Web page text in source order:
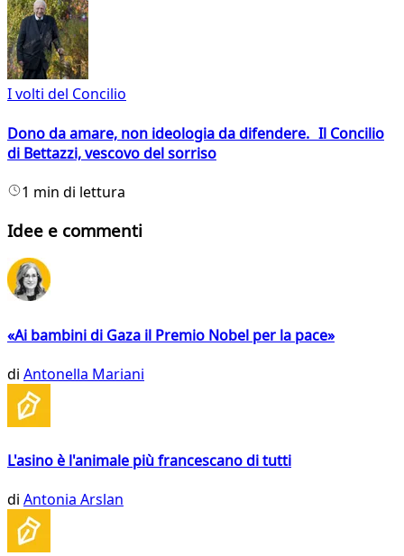
I volti del Concilio
Dono da amare, non ideologia da difendere. Il Concilio
di Bettazzi, vescovo del sorriso
1 min di lettura
Idee e commenti
«Ai bambini di Gaza il Premio Nobel per la pace»
di Antonella Mariani
L'asino è l'animale più francescano di tutti
di Antonia Arslan